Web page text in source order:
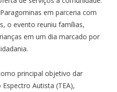
em parceria com
o evento reuniu famílias,
em um dia marcado por
principal objetivo dar
Autista (TEA),